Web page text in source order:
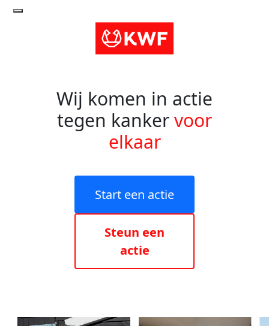
Wij komen in actie
tegen kankervoor
elkaar
Start een actie
Steun een
actie